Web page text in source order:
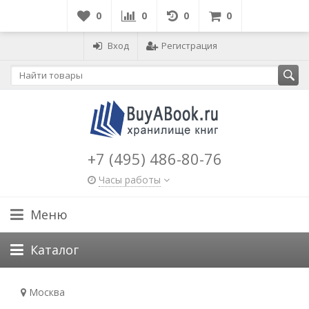
0 0 0 0
Вход Регистрация
+7 (495) 486-80-76
Часы работы
Меню
Каталог
Москва